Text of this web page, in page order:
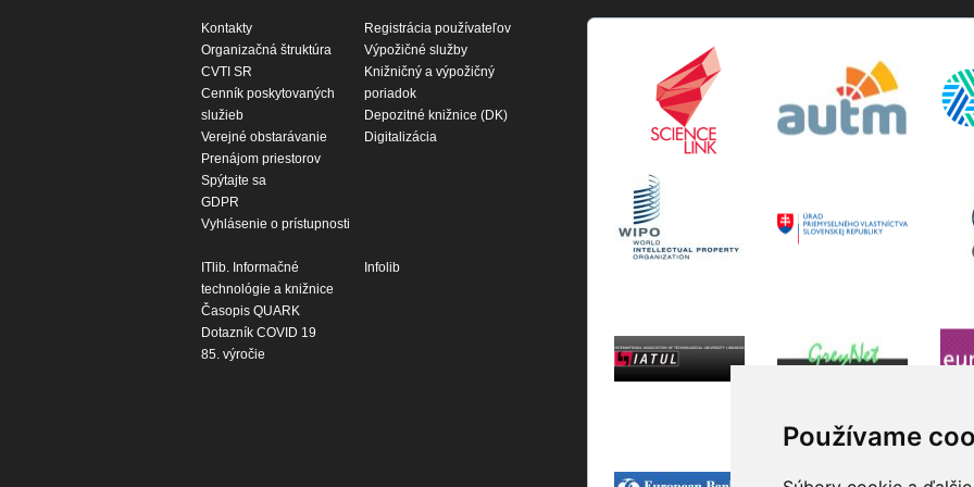
Používame
Kontakty
Organizačná štruktúra
CVTI SR
Cenník poskytovaných
služieb
Verejné obstarávanie
Prenájom priestorov
Spýtajte sa
GDPR
Vyhlásenie o prístupnosti
Registrácia používateľov
Výpožičné služby
Knižničný a výpožičný
poriadok
Depozitné knižnice (DK)
Digitalizácia
ITlib. Informačné
technológie a knižnice
Časopis QUARK
Dotazník COVID 19
85. výročie
Infolib